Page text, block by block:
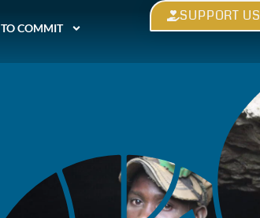
TO COMMIT
SUPPORT US